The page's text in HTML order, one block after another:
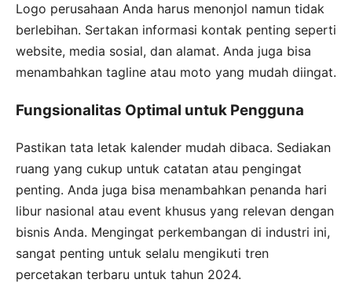
Logo perusahaan Anda harus menonjol namun tidak
berlebihan. Sertakan informasi kontak penting seperti
website, media sosial, dan alamat. Anda juga bisa
menambahkan tagline atau moto yang mudah diingat.
Fungsionalitas Optimal untuk Pengguna
Pastikan tata letak kalender mudah dibaca. Sediakan
ruang yang cukup untuk catatan atau pengingat
penting. Anda juga bisa menambahkan penanda hari
libur nasional atau event khusus yang relevan dengan
bisnis Anda. Mengingat perkembangan di industri ini,
sangat penting untuk selalu mengikuti tren
percetakan terbaru untuk tahun 2024.